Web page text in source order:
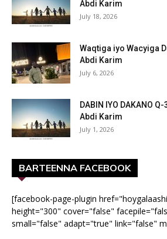
Abdi Karim
July 18, 2026
Waqtiga iyo Wacyiga
Abdi Karim
July 6, 2026
DABIN IYO DAKANO
Abdi Karim
July 1, 2026
BARTEENNA FACEBOOK
[facebook-page-plugin
height="300" cover="false"
small="false" adapt="true" link="false"